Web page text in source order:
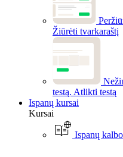
Žiūrėti tvarkaraštį
testą. Atlikti testą
Ispanų kursai
Kursai
Ispanų